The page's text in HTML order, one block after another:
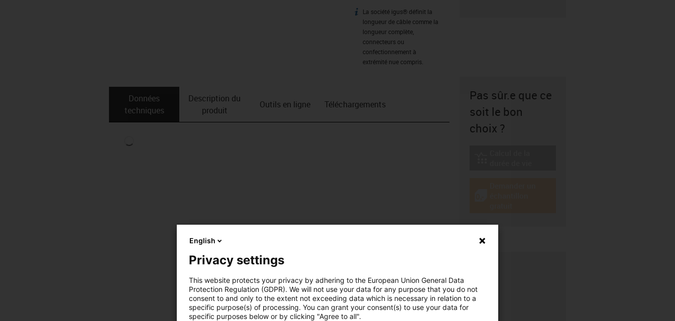
igus-icon-info
La société igus® définit la
longueur de câble comme la
longueur complète,
connecteurs ou
confectionnement à
extrémité nue compris.
Données
techniques
Description du
produit
Outils en ligne Téléchargements
Pas sûr.e que ce
soit le bon
choix ?
English
Privacy settings
This website protects your privacy by adhering to the European Union General Data
Protection Regulation (GDPR). We will not use your data for any purpose that you do not
consent to and only to the extent not exceeding data which is necessary in relation to a
specific purpose(s) of processing. You can grant your consent(s) to use your data for
specific purposes below or by clicking "Agree to all".